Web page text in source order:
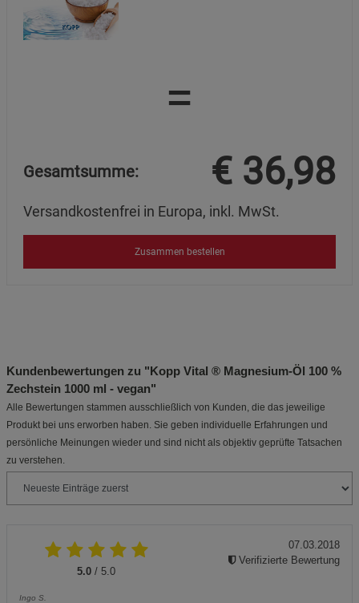
=
Gesamtsumme: € 36,98
Versandkostenfrei in Europa, inkl. MwSt.
Zusammen bestellen
Kundenbewertungen zu "Kopp Vital ® Magnesium-Öl 100 %
Zechstein 1000 ml - vegan"
Alle Bewertungen stammen ausschließlich von Kunden, die das jeweilige
Produkt bei uns erworben haben. Sie geben individuelle Erfahrungen und
persönliche Meinungen wieder und sind nicht als objektiv geprüfte Tatsachen
zu verstehen.
5.0 / 5.0
Ingo S.
07.03.2018
Verifizierte Bewertung